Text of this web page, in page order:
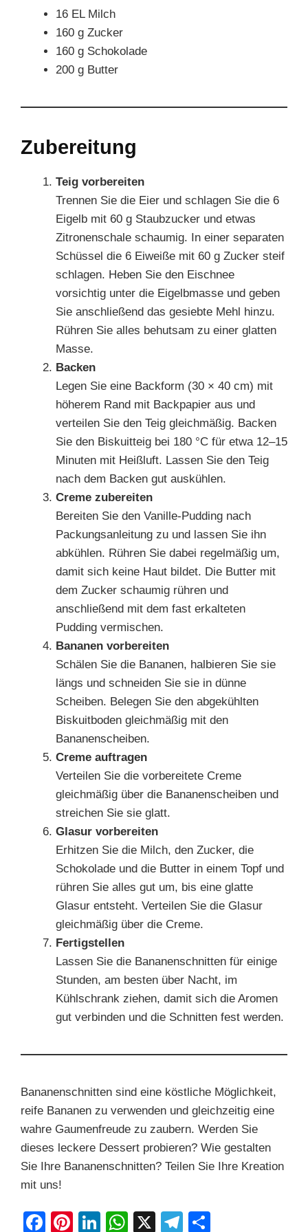
16 EL Milch
160 g Zucker
160 g Schokolade
200 g Butter
Zubereitung
Teig vorbereiten
Trennen Sie die Eier und schlagen Sie die 6
Eigelb mit 60 g Staubzucker und etwas
Zitronenschale schaumig. In einer separaten
Schüssel die 6 Eiweiße mit 60 g Zucker steif
schlagen. Heben Sie den Eischnee
vorsichtig unter die Eigelbmasse und geben
Sie anschließend das gesiebte Mehl hinzu.
Rühren Sie alles behutsam zu einer glatten
Masse.
Backen
Legen Sie eine Backform (30 × 40 cm) mit
höherem Rand mit Backpapier aus und
verteilen Sie den Teig gleichmäßig. Backen
Sie den Biskuitteig bei 180 °C für etwa 12–15
Minuten mit Heißluft. Lassen Sie den Teig
nach dem Backen gut auskühlen.
Creme zubereiten
Bereiten Sie den Vanille-Pudding nach
Packungsanleitung zu und lassen Sie ihn
abkühlen. Rühren Sie dabei regelmäßig um,
damit sich keine Haut bildet. Die Butter mit
dem Zucker schaumig rühren und
anschließend mit dem fast erkalteten
Pudding vermischen.
Bananen vorbereiten
Schälen Sie die Bananen, halbieren Sie sie
längs und schneiden Sie sie in dünne
Scheiben. Belegen Sie den abgekühlten
Biskuitboden gleichmäßig mit den
Bananenscheiben.
Creme auftragen
Verteilen Sie die vorbereitete Creme
gleichmäßig über die Bananenscheiben und
streichen Sie sie glatt.
Glasur vorbereiten
Erhitzen Sie die Milch, den Zucker, die
Schokolade und die Butter in einem Topf und
rühren Sie alles gut um, bis eine glatte
Glasur entsteht. Verteilen Sie die Glasur
gleichmäßig über die Creme.
Fertigstellen
Lassen Sie die Bananenschnitten für einige
Stunden, am besten über Nacht, im
Kühlschrank ziehen, damit sich die Aromen
gut verbinden und die Schnitten fest werden.
Bananenschnitten sind eine köstliche Möglichkeit,
reife Bananen zu verwenden und gleichzeitig eine
wahre Gaumenfreude zu zaubern. Werden Sie
dieses leckere Dessert probieren? Wie gestalten
Sie Ihre Bananenschnitten? Teilen Sie Ihre Kreation
mit uns!
F
Pi
Li
W
X
T